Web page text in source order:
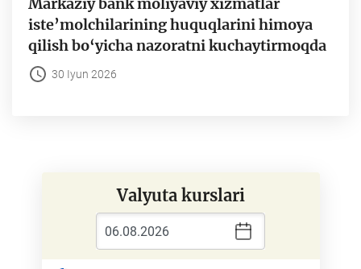
Markaziy bank moliyaviy xizmatlar
iste’molchilarining huquqlarini himoya
qilish bo‘yicha nazoratni kuchaytirmoqda
30 Iyun 2026
Valyuta kurslari